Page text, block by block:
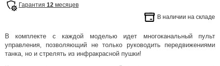
Гарантия 12 месяцев
В наличии на складе
В комплекте с каждой моделью идет многоканальный пульт
управления, позволяющий не только руководить передвижениями
танка, но и стрелять из инфракрасной пушки!